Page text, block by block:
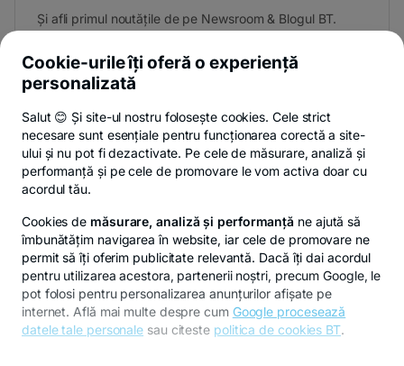
Și afli primul noutățile de pe Newsroom & Blogul BT.
Privacy HubPolitica de confidențialitatePolitica de cookies
© Copyright 2026 Banca Transilvania. Toate drepturile
rezervate.
Cookie-urile îți oferă o experiență
personalizată
Salut 😊 Și site-ul nostru folosește cookies. Cele strict
necesare sunt esențiale pentru funcționarea corectă a site-
ului și nu pot fi dezactivate. Pe cele de măsurare, analiză și
performanță și pe cele de promovare le vom activa doar cu
acordul tău.
Cookies de măsurare, analiză și performanță ne ajută să
îmbunătățim navigarea în website, iar cele de promovare ne
permit să îți oferim publicitate relevantă. Dacă îți dai acordul
pentru utilizarea acestora, partenerii noștri, precum Google, le
pot folosi pentru personalizarea anunțurilor afișate pe
internet. Află mai multe despre cum Google procesează
datele tale personale sau citeste politica de cookies BT.